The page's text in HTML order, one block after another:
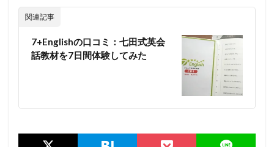
関連記事
7+Englishの口コミ：七田式英会
話教材を7日間体験してみた